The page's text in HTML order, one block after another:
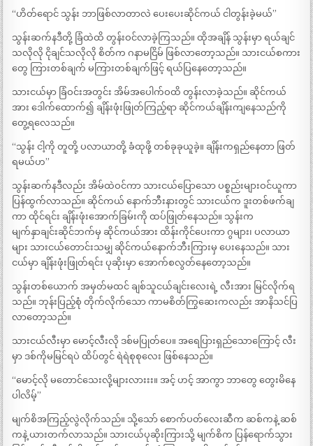
“ဟိတ်ရောင် သွန်း ဘာဖြစ်လာတာလဲ ပေးပေးဆိုင်ကယ် ငါတွန်းခဲ့မယ်”
သွန်းဆက်နဒီတို့ ခြံထဲထိ တွန်းဝင်လာခဲ့ကြသည်။ ထိုအချိန် သွန်းမှာ ရယ်ချင်
သလိုလို ငိုချင်သလိုလို စိတ်က ဂနာမငြိမ် ဖြစ်လာတော့သည်။ သားငယ်စကား
တွေ ကြားတစ်ချက် မကြားတစ်ချက်ဖြင့် ရယ်ပြနေတော့သည်။
သားငယ်မှာ ခြံဝင်းအတွင်း အိမ်အပေါက်ဝထိ တွန်းလာခဲ့သည်။ ဆိုင်ကယ်
အား ဒေါက်ထောက်၍ ချိန်းဖုံးဖြုတ်ကြည့်ရာ ဆိုင်ကယ်ချိန်းကျနေသည်ကို
တွေ့ရလေသည်။
“သွန်း ငါ့ကို တူတို့ ပလာယာတို့ ခံထုဖို့ တစ်ခုခုယူခဲ့။ ချိန်းကရှည်နေတာ ဖြတ်
ရမယ်ဟ”
သွန်းဆက်နဒီလည်း အိမ်ထဲဝင်ကာ သားငယ်ပြောသော ပစ္စည်းများဝင်ယူကာ
ပြန်ထွက်လာသည်။ ဆိုင်ကယ် နောက်ဘီးနားတွင် သားငယ်က ဒူးတစ်ဖက်ချ
ကာ ထိုင်ရင်း ချိန်းဖုံးအောက်ခြမ်းကို ထပ်ဖြုတ်နေသည်။ သွန်းက
မျက်နှာချင်းဆိုင်ဘက်မှ ဆိုင်ကယ်အား ထိန်းကိုင်ပေးကာ ဂွများ၊ ပလာယာ
များ သားငယ်တောင်းသမျှ ဆိုင်ကယ်နောက်ဘီးကြားမှ ပေးနေသည်။ သား
ငယ်မှာ ချိန်းဖုံးဖြုတ်ရင်း ပုဆိုးမှာ အောက်စလွတ်နေတော့သည်။
သွန်းတစ်ယောက် အမှတ်မထင် ချစ်သူငယ်ချင်းလေးရဲ့ လီးအား မြင်လိုက်ရ
သည်။ ဘုန်းပြည့်စုံ တိုက်လိုက်သော ကာမစိတ်ကြွဆေးကလည်း အာနိသင်ပြ
လာတော့သည်။
သားငယ်လီးမှာ မောင့်လီးလို ဒစ်မပြုတ်ပေ။ အရေပြားရှည်သောကြောင့် လီး
မှာ ဒစ်ကိုမမြင်ရပဲ ထိပ်တွင် ရဲရဲစုစုလေး ဖြစ်နေသည်။
“မောင့်လို မတောင်သေးလို့များလားးး။ အင့် ဟင့် အာကွာ ဘာတွေ တွေးမိနေ
ပါလိမ့်”
မျက်စိအကြည့်လွဲလိုက်သည်။ သို့သော် စောက်ပတ်လေးဆီက ဆစ်ကနဲ့ ဆစ်
ကနဲ့ ယားတက်လာသည်။ သားငယ်ပုဆိုးကြားသို့ မျက်စိက ပြန်ရောက်သွား